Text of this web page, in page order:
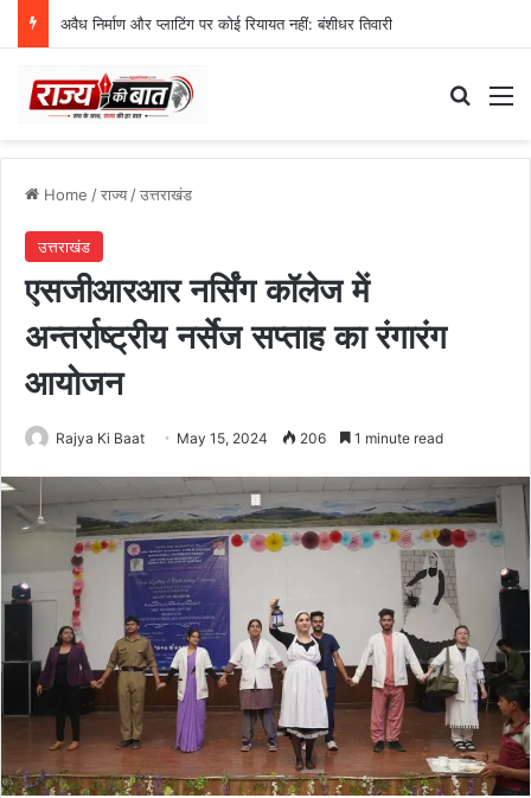
अवैध निर्माण और प्लाटिंग पर कोई रियायत नहीं: बंशीधर तिवारी
Home /राज्य/उत्तराखंड
उत्तराखंड
एसजीआरआर नर्सिंग कॉलेज में
अन्तर्राष्ट्रीय नर्सेज सप्ताह का रंगारंग
आयोजन
Rajya Ki Baat May 15, 2024 206 1 minute read